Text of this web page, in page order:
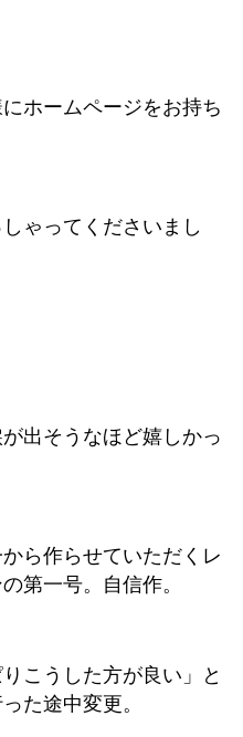
ホームページをお持ち
ゃってくださいまし
出そうなほど嬉しかっ
ら作らせていただくレ
第一号。自信作。
こうした方が良い」と
た途中変更。